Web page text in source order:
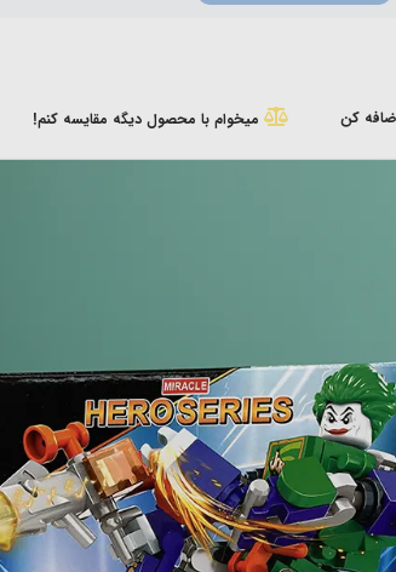
کن میخوام با محصول دیگه مقایسه کنم!